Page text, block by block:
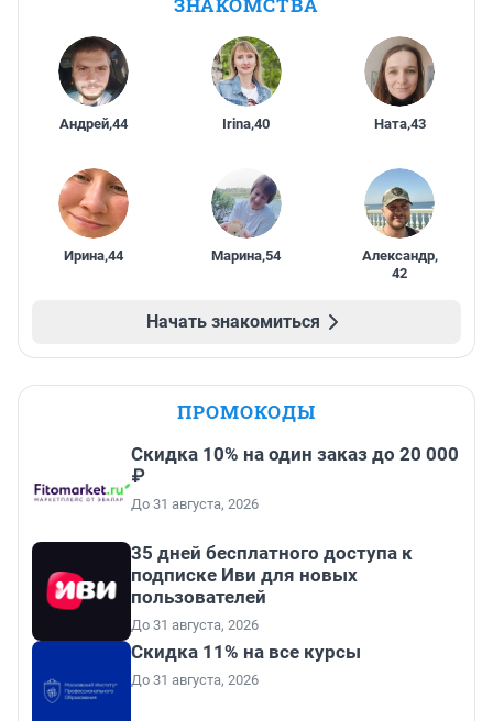
Андрей,44 Irina,40 Ната,43
Ирина,44 Марина,54 Александр,
42
Начать знакомиться
ПРОМОКОДЫ
Скидка 10% на один заказ до 20 000
₽
До 31 августа, 2026
35 дней бесплатного доступа к
подписке Иви для новых
пользователей
До 31 августа, 2026
Скидка 11% на все курсы
До 31 августа, 2026